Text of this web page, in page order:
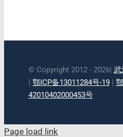
© Copyright 2012 - 2026| 武
| 鄂ICP备13011284号-19|
42010402000453号
Page load link